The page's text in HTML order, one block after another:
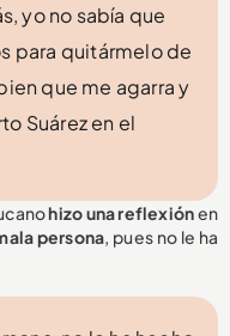
yo no sabía que
para quitármelo de
que me agarra y
Suárez en el
hizo una reflexiónen
persona , pues no le ha